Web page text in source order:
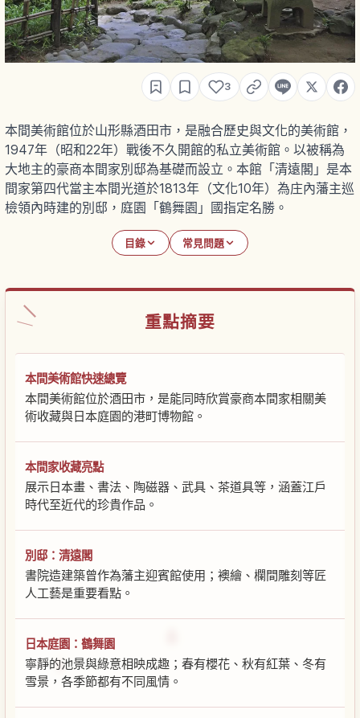
3
本間美術館位於山形縣酒田市，是融合歷史與文化的美術館，
1947年（昭和22年）戰後不久開館的私立美術館。以被稱為
大地主的豪商本間家別邸為基礎而設立。本館「清遠閣」是本
間家第四代當主本間光道於1813年（文化10年）為庄內藩主巡
檢領內時建的別邸，庭園「鶴舞園」國指定名勝。
目錄 常見問題
重點摘要
本間美術館快速總覽
本間美術館位於酒田市，是能同時欣賞豪商本間家相關美
術收藏與日本庭園的港町博物館。
本間家收藏亮點
展示日本畫、書法、陶磁器、武具、茶道具等，涵蓋江戶
時代至近代的珍貴作品。
別邸：清遠閣
書院造建築曾作為藩主迎賓館使用；襖繪、欄間雕刻等匠
人工藝是重要看點。
日本庭園：鶴舞園
寧靜的池景與綠意相映成趣；春有櫻花、秋有紅葉、冬有
雪景，各季節都有不同風情。